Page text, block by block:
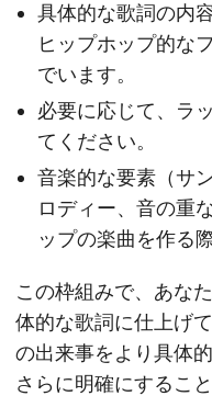
具体的な歌詞の内
ヒップホップ的な
でいます。
必要に応じて、ラ
てください。
音楽的な要素（サ
ロディー、音の重
ップの楽曲を作る
この枠組みで、あな
体的な歌詞に仕上げ
の出来事をより具体
さらに明確にするこ